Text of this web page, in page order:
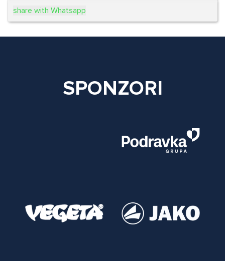
share with Whatsapp
SPONZORI